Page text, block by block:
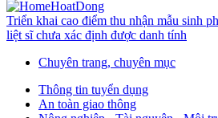
Triển khai cao điểm thu nhận mẫu sinh
liệt sĩ chưa xác định được danh tính
Chuyên trang, chuyên mục
Thông tin tuyển dụng
An toàn giao thông